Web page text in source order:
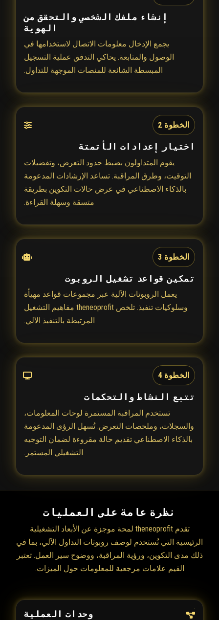
إنشاء ملفك الشخصي والتحقق من
الهوية
يجمع الإدخال معلومات الاتصال لاستخدامها في
الوصول والمتابعة. يحاكي التدفق عملية التسجيل
المبسطة الشائعة للمنصات الموجهة للتداول.
الخطوة 2
اختيار إعدادات الأتمتة
يقوم المتداولون بضبط حدود التعرض، وتفضيلات
التوقيت، وطرق المراقبة. تساعد الإرشادات المدعومة
بالذكاء الاصطناعي في عرض حالات التكوين بطريقة
متسقة وسهلة القراءة.
الخطوة 3
تمكين قواعد تشغيل الروبوت
يعمل الروبوتات الآلية عبر مجموعات قواعد مهيأة
وسلوكيات تنفيذ. تلخص theneoprofit مفاهيم التشغيل
المرتبطة بالتنفيذ الآلي.
الخطوة 4
تتبع النشاط والتحكمات
تستخدم المراقبة المستمرة لوحات المعلومات،
والسجلات، وملخصات التعرض. تُسهل الرؤى المدعومة
بالذكاء الاصطناعي تقديم حالة مقروءة لضمان التوجيه
التشغيلي المستمر.
نظرة عامة على العمليات
تقدم theneoprofit لمحة موجزة عن الأبعاد التشغيلية
الرئيسية التي تُستخدم لوصف روبوتات التداول الآلي، بما في
ذلك مدى التكوين، ورؤية المراقبة، ووضوح سير العمل. تعتبر
القيم علامات مرجعية للمعلومات حول الميزات.
وحدات العملية